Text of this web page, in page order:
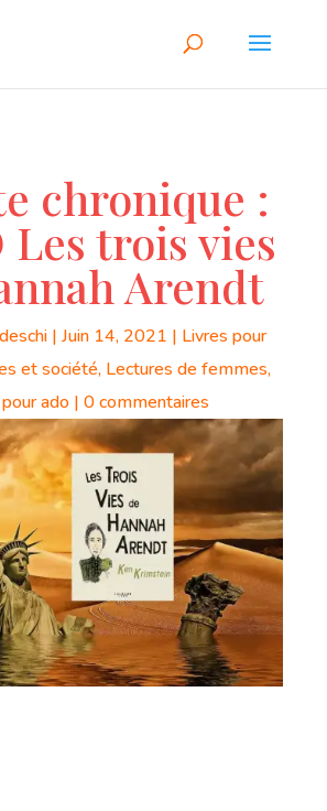
chronique :
Les trois vies
Arendt
| Juin 14, 2021 | Livres pour
et société, Lectures de femmes,
ado| 0 commentaires